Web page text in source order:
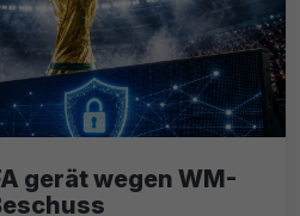
gerät wegen WM-